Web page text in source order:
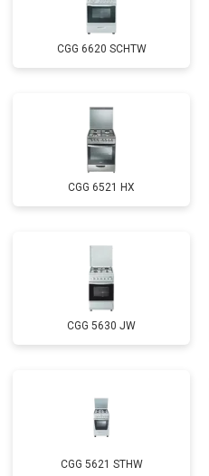
CGG 6620 SCHTW
CGG 6521 HX
CGG 5630 JW
CGG 5621 STHW